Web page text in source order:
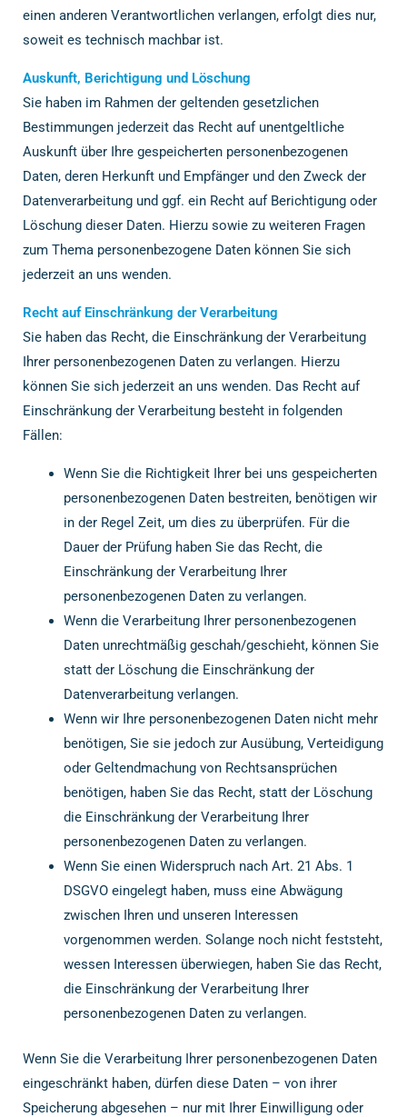
einen anderen Verantwortlichen verlangen, erfolgt dies nur,
soweit es technisch machbar ist.
Auskunft, Berichtigung und Löschung
Sie haben im Rahmen der geltenden gesetzlichen
Bestimmungen jederzeit das Recht auf unentgeltliche
Auskunft über Ihre gespeicherten personenbezogenen
Daten, deren Herkunft und Empfänger und den Zweck der
Datenverarbeitung und ggf. ein Recht auf Berichtigung oder
Löschung dieser Daten. Hierzu sowie zu weiteren Fragen
zum Thema personenbezogene Daten können Sie sich
jederzeit an uns wenden.
Recht auf Einschränkung der Verarbeitung
Sie haben das Recht, die Einschränkung der Verarbeitung
Ihrer personenbezogenen Daten zu verlangen. Hierzu
können Sie sich jederzeit an uns wenden. Das Recht auf
Einschränkung der Verarbeitung besteht in folgenden
Fällen:
Wenn Sie die Richtigkeit Ihrer bei uns gespeicherten
personenbezogenen Daten bestreiten, benötigen wir
in der Regel Zeit, um dies zu überprüfen. Für die
Dauer der Prüfung haben Sie das Recht, die
Einschränkung der Verarbeitung Ihrer
personenbezogenen Daten zu verlangen.
Wenn die Verarbeitung Ihrer personenbezogenen
Daten unrechtmäßig geschah/geschieht, können Sie
statt der Löschung die Einschränkung der
Datenverarbeitung verlangen.
Wenn wir Ihre personenbezogenen Daten nicht mehr
benötigen, Sie sie jedoch zur Ausübung, Verteidigung
oder Geltendmachung von Rechtsansprüchen
benötigen, haben Sie das Recht, statt der Löschung
die Einschränkung der Verarbeitung Ihrer
personenbezogenen Daten zu verlangen.
Wenn Sie einen Widerspruch nach Art. 21 Abs. 1
DSGVO eingelegt haben, muss eine Abwägung
zwischen Ihren und unseren Interessen
vorgenommen werden. Solange noch nicht feststeht,
wessen Interessen überwiegen, haben Sie das Recht,
die Einschränkung der Verarbeitung Ihrer
personenbezogenen Daten zu verlangen.
Wenn Sie die Verarbeitung Ihrer personenbezogenen Daten
eingeschränkt haben, dürfen diese Daten – von ihrer
Speicherung abgesehen – nur mit Ihrer Einwilligung oder